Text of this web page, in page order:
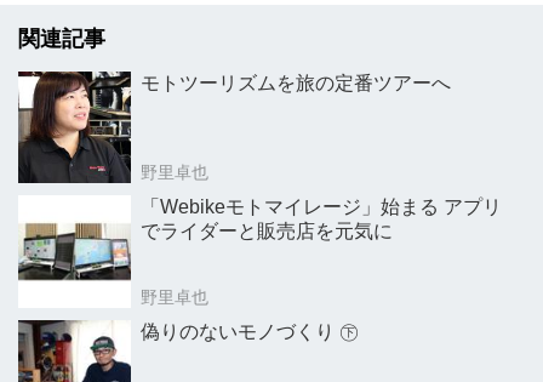
関連記事
モトツーリズムを旅の定番ツアーへ
野里卓也
「Webikeモトマイレージ」始まる アプリ
でライダーと販売店を元気に
野里卓也
偽りのないモノづくり ㊦